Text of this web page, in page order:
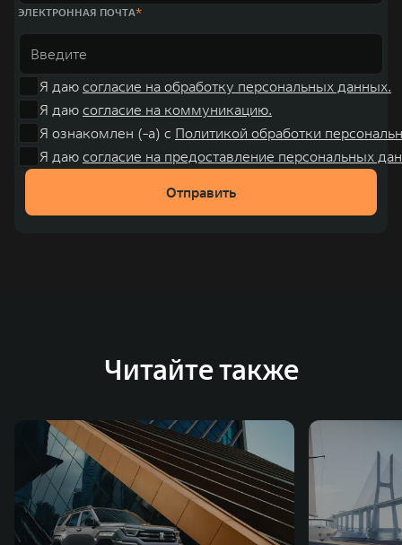
ЭЛЕКТРОННАЯ ПОЧТА
Я даю согласие на обработку персональных данных.
Я даю согласие на коммуникацию.
Я ознакомлен (-а) с Политикой обработки
Я даю согласие на предоставление персональных
Отправить
Читайте также